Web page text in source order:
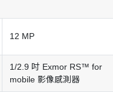
12 MP
1/2.9 吋 Exmor RS™ for
mobile 影像感測器